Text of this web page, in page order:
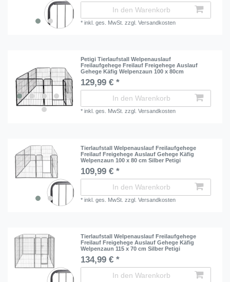
In den Warenkorb
*inkl. ges. MwSt. zzgl.Versandkosten
Petigi Tierlaufstall Welpenauslauf
Freilaufgehege Freilauf Freigehege Auslauf
Gehege Käfig Welpenzaun 100 x 80cm
129,99 € *
In den Warenkorb
*inkl. ges. MwSt. zzgl.Versandkosten
Tierlaufstall Welpenauslauf Freilaufgehege
Freilauf Freigehege Auslauf Gehege Käfig
Welpenzaun 100 x 80 cm Silber Petigi
109,99 € *
In den Warenkorb
*inkl. ges. MwSt. zzgl.Versandkosten
Tierlaufstall Welpenauslauf Freilaufgehege
Freilauf Freigehege Auslauf Gehege Käfig
Welpenzaun 115 x 70 cm Silber Petigi
134,99 € *
In den Warenkorb